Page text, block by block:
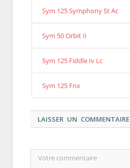
Sym 125 Symphony St Ac
Sym 50 Orbit Ii
Sym 125 Fiddle Iv Lc
Sym 125 Fnx
LAISSER UN COMMENTAIRE